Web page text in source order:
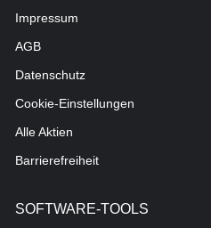
Impressum
AGB
Datenschutz
Cookie-Einstellungen
Alle Aktien
Barrierefreiheit
SOFTWARE-TOOLS